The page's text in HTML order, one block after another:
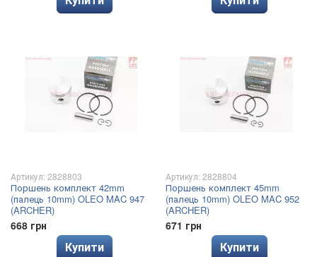
Артикул: 2828803
Поршень комплект 42mm
(палець 10mm) OLEO MAC 947
(ARCHER)
668 грн
Купити
Артикул: 2828804
Поршень комплект 45mm
(палець 10mm) OLEO MAC 952
(ARCHER)
671 грн
Купити